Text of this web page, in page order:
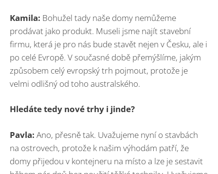
Kamila: Bohužel tady naše domy nemůžeme
prodávat jako produkt. Museli jsme najít stavební
firmu, která je pro nás bude stavět nejen v Česku, ale i
po celé Evropě. V současné době přemýšlíme, jakým
způsobem celý evropský trh pojmout, protože je
velmi odlišný od toho australského.
Hledáte tedy nové trhy i jinde?
Pavla: Ano, přesně tak. Uvažujeme nyní o stavbách
na ostrovech, protože k našim výhodám patří, že
domy přijedou v kontejneru na místo a lze je sestavit